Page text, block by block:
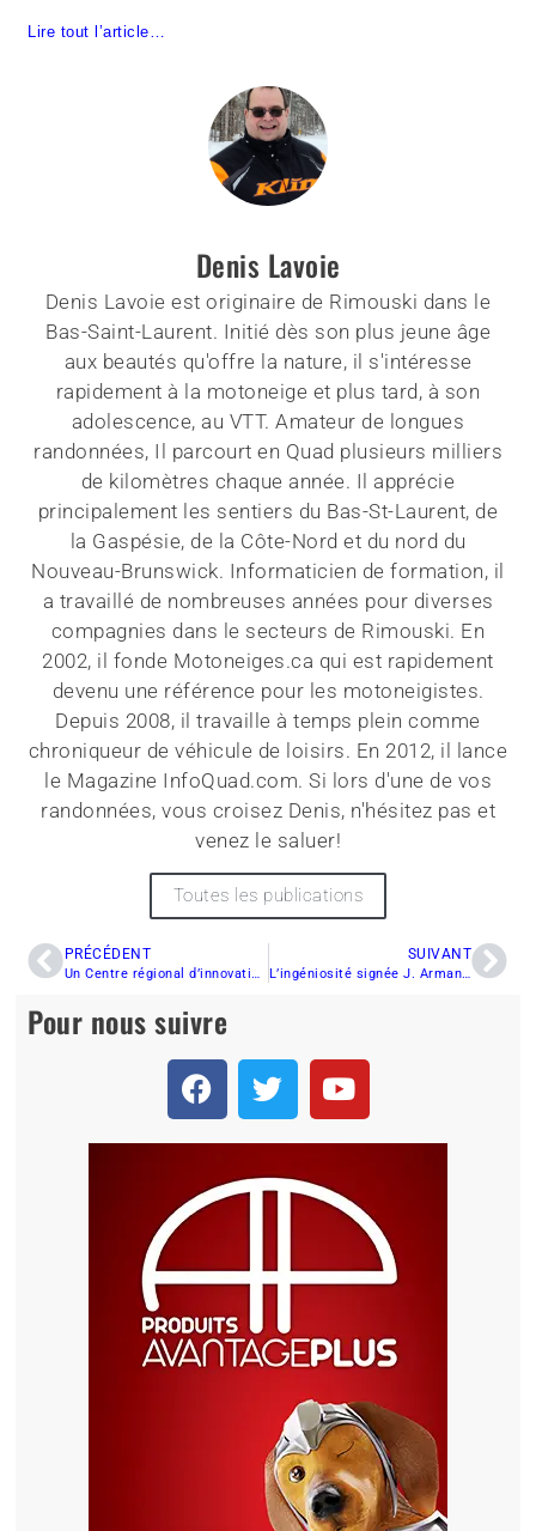
Lire tout l’article…
Denis Lavoie
Denis Lavoie est originaire de Rimouski dans le
Bas-Saint-Laurent. Initié dès son plus jeune âge
aux beautés qu'offre la nature, il s'intéresse
rapidement à la motoneige et plus tard, à son
adolescence, au VTT. Amateur de longues
randonnées, Il parcourt en Quad plusieurs milliers
de kilomètres chaque année. Il apprécie
principalement les sentiers du Bas-St-Laurent, de
la Gaspésie, de la Côte-Nord et du nord du
Nouveau-Brunswick. Informaticien de formation, il
a travaillé de nombreuses années pour diverses
compagnies dans le secteurs de Rimouski. En
2002, il fonde Motoneiges.ca qui est rapidement
devenu une référence pour les motoneigistes.
Depuis 2008, il travaille à temps plein comme
chroniqueur de véhicule de loisirs. En 2012, il lance
le Magazine InfoQuad.com. Si lors d'une de vos
randonnées, vous croisez Denis, n'hésitez pas et
venez le saluer!
Toutes les publications
PRÉCÉDENT
Un Centre régional d’innovation en Autriche pour BRP
SUIVANT
L’ingéniosité signée J. Armand Bombardier?
Pour nous suivre